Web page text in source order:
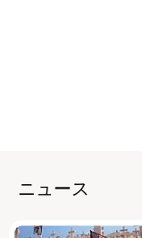
ニュース